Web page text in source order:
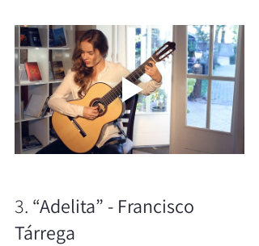
3. “Adelita” - Francisco
Tárrega